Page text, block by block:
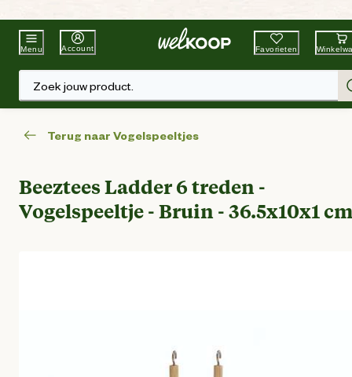
Beste WinkelketenTuin & Dier
Menu Account Favorieten
Zoek jouw product.
Terug naar Vogelspeeltjes
Beeztees Ladder 6 treden -
Vogelspeeltje - Bruin - 36.5x10x1 cm